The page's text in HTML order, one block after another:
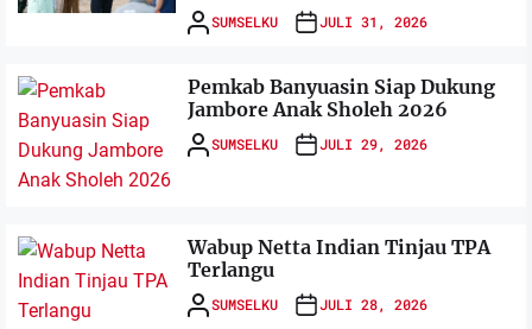
SUMSELKU JULI 31, 2026
Pemkab Banyuasin Siap Dukung
Jambore Anak Sholeh 2026
SUMSELKU JULI 29, 2026
Wabup Netta Indian Tinjau TPA
Terlangu
SUMSELKU JULI 28, 2026